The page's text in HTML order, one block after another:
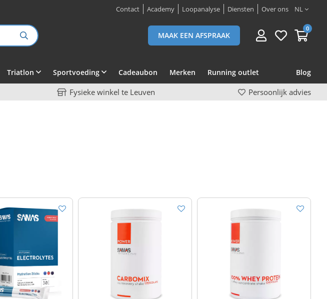
Contact Academy Loopanalyse Diensten Over ons NL
MAAK EEN AFSPRAAK
0
Triatlon Sportvoeding Cadeaubon Merken Running outlet Blog
Fysieke winkel te Leuven Persoonlijk advies